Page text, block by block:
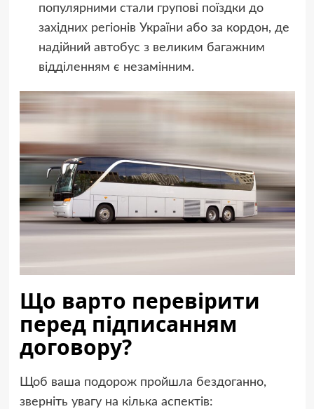
популярними стали групові поїздки до
західних регіонів України або за кордон, де
надійний автобус з великим багажним
відділенням є незамінним.
Що варто перевірити
перед підписанням
договору?
Щоб ваша подорож пройшла бездоганно,
зверніть увагу на кілька аспектів: